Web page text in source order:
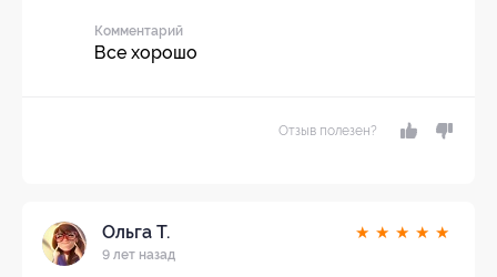
Комментарий
Все хорошо
Отзыв полезен?
Ольга Т.
9 лет назад
★ ★ ★ ★ ★